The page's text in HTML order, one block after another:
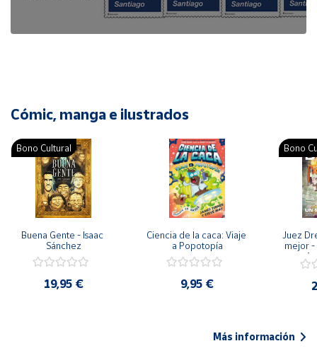
Cómic, manga e ilustrados
Bono Cultural
Buena Gente - Isaac
Sánchez
19,95 €
Ciencia de la caca: Viaje
a Popotopía
9,95 €
Bono
Juez
mejor -
Más información